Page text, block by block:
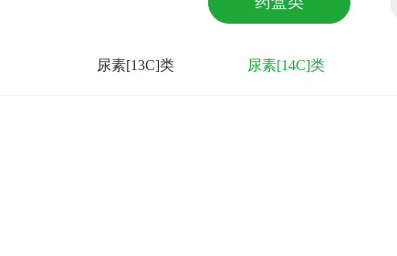
尿素[13C]类 尿素[14C]类